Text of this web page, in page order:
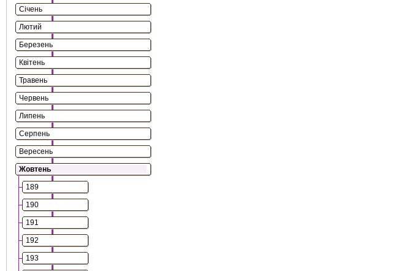
Січень
Лютий
Березень
Квітень
Травень
Червень
Липень
Серпень
Вересень
Жовтень
189
190
191
192
193